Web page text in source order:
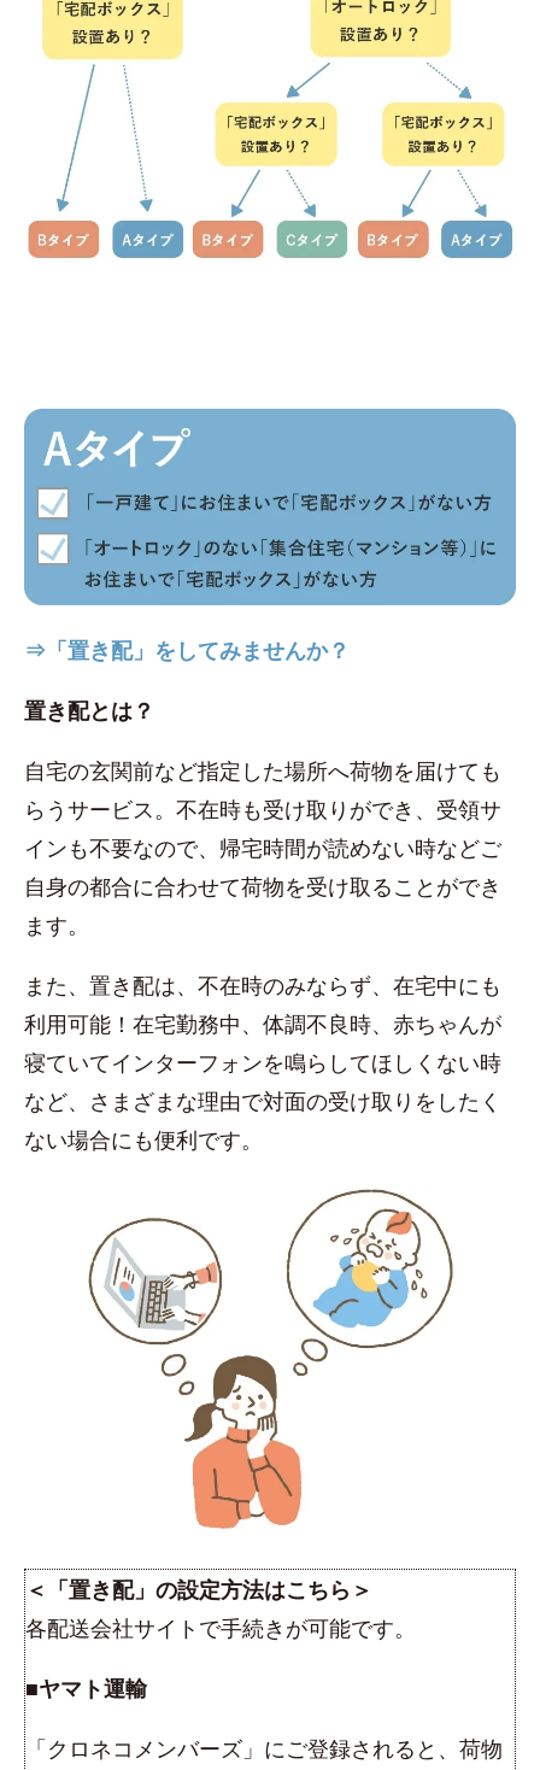
⇒「置き配」をしてみませんか？
置き配とは？
自宅の玄関前など指定した場所へ荷物を届けても
らうサービス。不在時も受け取りができ、受領サ
インも不要なので、帰宅時間が読めない時などご
自身の都合に合わせて荷物を受け取ることができ
ます。
また、置き配は、不在時のみならず、在宅中にも
利用可能！在宅勤務中、体調不良時、赤ちゃんが
寝ていてインターフォンを鳴らしてほしくない時
など、さまざまな理由で対面の受け取りをしたく
ない場合にも便利です。
＜「置き配」の設定方法はこちら＞
各配送会社サイトで手続きが可能です。
■ヤマト運輸
「クロネコメンバーズ」にご登録されると、荷物